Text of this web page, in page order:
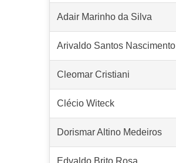
Adair Marinho da Silva
Arivaldo Santos Nascimento
Cleomar Cristiani
Clécio Witeck
Dorismar Altino Medeiros